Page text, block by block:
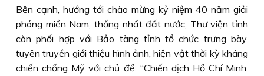
Bên cạnh, hướng tới chào mừng kỷ niệm 40 năm giải
phóng miền Nam, thống nhất đất nước, Thư viện tỉnh
còn phối hợp với Bảo tàng tỉnh tổ chức trưng bày,
tuyên truyền giới thiệu hình ảnh, hiện vật thời kỳ kháng
chiến chống Mỹ với chủ đề: “Chiến dịch Hồ Chí Minh;